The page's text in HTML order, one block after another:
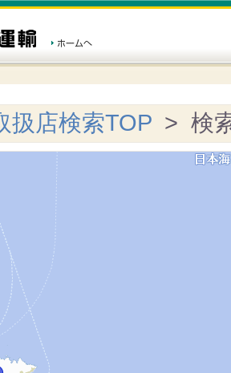
扱店検索TOP > 検